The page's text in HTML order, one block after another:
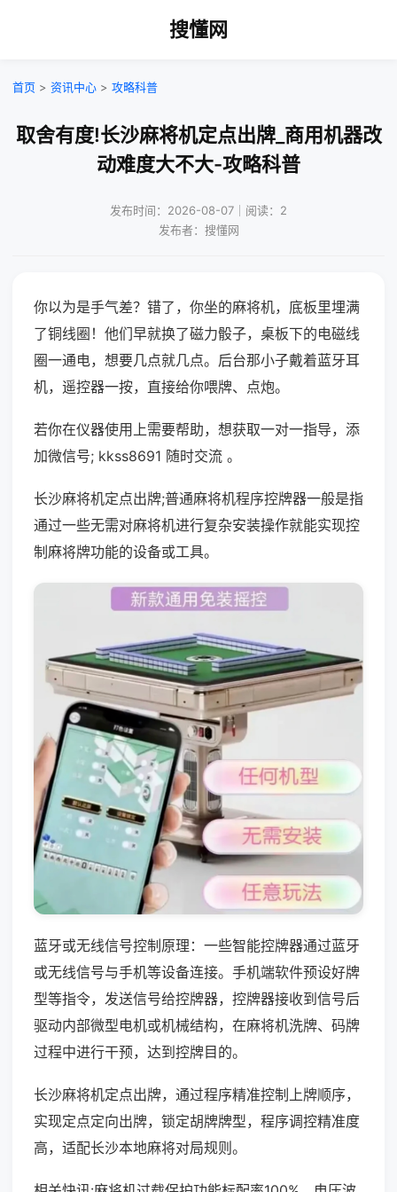
搜懂网
首页 > 资讯中心 > 攻略科普
取舍有度!长沙麻将机定点出牌_商用机器改
动难度大不大-攻略科普
发布时间：2026-08-07｜阅读：2
发布者：搜懂网
你以为是手气差？错了，你坐的麻将机，底板里埋满
了铜线圈！他们早就换了磁力骰子，桌板下的电磁线
圈一通电，想要几点就几点。后台那小子戴着蓝牙耳
机，遥控器一按，直接给你喂牌、点炮。
若你在仪器使用上需要帮助，想获取一对一指导，添
加微信号; kkss8691 随时交流 。
长沙麻将机定点出牌;普通麻将机程序控牌器一般是指
通过一些无需对麻将机进行复杂安装操作就能实现控
制麻将牌功能的设备或工具。
蓝牙或无线信号控制原理：一些智能控牌器通过蓝牙
或无线信号与手机等设备连接。手机端软件预设好牌
型等指令，发送信号给控牌器，控牌器接收到信号后
驱动内部微型电机或机械结构，在麻将机洗牌、码牌
过程中进行干预，达到控牌目的。
长沙麻将机定点出牌，通过程序精准控制上牌顺序，
实现定点定向出牌，锁定胡牌牌型，程序调控精准度
高，适配长沙本地麻将对局规则。